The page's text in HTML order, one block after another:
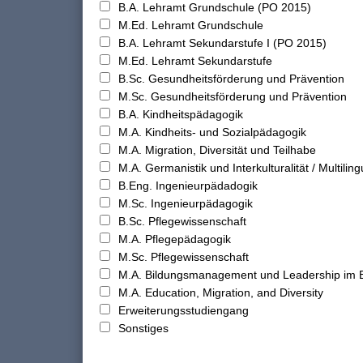
B.A. Lehramt Grundschule (PO 2015)
M.Ed. Lehramt Grundschule
B.A. Lehramt Sekundarstufe I (PO 2015)
M.Ed. Lehramt Sekundarstufe
B.Sc. Gesundheitsförderung und Prävention
M.Sc. Gesundheitsförderung und Prävention
B.A. Kindheitspädagogik
M.A. Kindheits- und Sozialpädagogik
M.A. Migration, Diversität und Teilhabe
M.A. Germanistik und Interkulturalität /
B.Eng. Ingenieurpädadogik
M.Sc. Ingenieurpädagogik
B.Sc. Pflegewissenschaft
M.A. Pflegepädagogik
M.Sc. Pflegewissenschaft
M.A. Bildungsmanagement und Leadership im
M.A. Education, Migration, and Diversity
Erweiterungsstudiengang
Sonstiges